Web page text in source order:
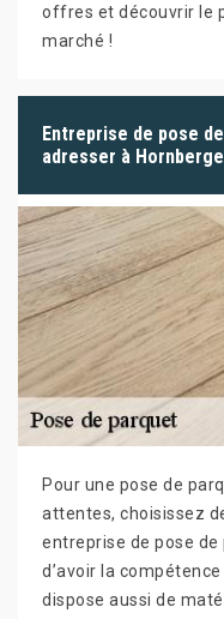
offres et découvrir le
marché !
Entreprise de pose
adresser à
Pour une pose de
attentes, choisissez
entreprise de pose
d’avoir la
dispose aussi de